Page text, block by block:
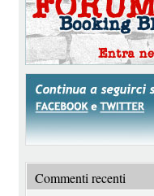
Commenti recenti